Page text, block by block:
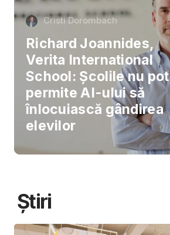
Cristi Dorombach
Richard Joannides,
Verita International
School: Școlile nu pot
permite AI-ului să
înlocuiască gândirea
elevilor
Știri